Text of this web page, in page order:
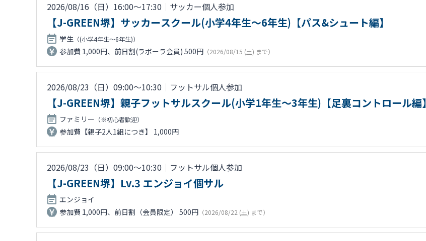
2026/08/16（日）16:00〜17:30 ｜ サッカー個人参加
【J-GREEN堺】サッカースクール(小学4年生～6年生)【パス&シュート編】
学生 （(小学4年生～6年生)）
参加費 1,000円、前日割(ラボーラ会員) 500円 （2026/08/15 (土) まで）
2026/08/23（日）09:00〜10:30 ｜ フットサル個人参加
【J-GREEN堺】親子フットサルスクール(小学1年生～3年生)【足裏コントロール編】
ファミリー （※初心者歓迎）
参加費【親子2人1組につき】 1,000円
2026/08/23（日）09:00〜10:30 ｜ フットサル個人参加
【J-GREEN堺】Lv.3 エンジョイ個サル
エンジョイ
参加費 1,000円、前日割（会員限定） 500円 （2026/08/22 (土) まで）